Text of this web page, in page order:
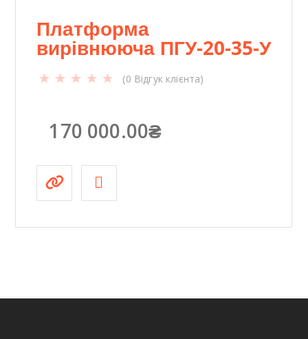
Платформа
вирівнююча ПГУ-20-35-У
(0 Відгук клієнта)
170 000.00₴